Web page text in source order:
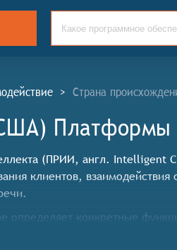
> Страна
Платформы
(ПРИИ, англ.
клиентов,
определяет конкретные